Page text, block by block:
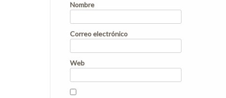
Nombre
Correo electrónico
Web